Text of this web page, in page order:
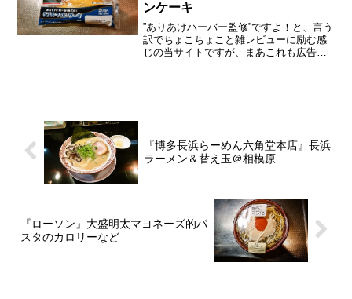
ンケーキ
”ありあけハーバー監修”ですよ！と、言う
訳でちょこちょこと雑レビューに励む感
じの当サイトですが、まあこれも広告収
『博多長浜らーめん六角堂本店』長浜
ラーメン＆替え玉＠相模原
『ローソン』大盛明太マヨネーズ的パ
スタのカロリーなど